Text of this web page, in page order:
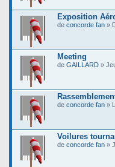
Exposition
de concorde fan »
Meeting
de GAILLARD »
de concorde fan »
Voilures
de concorde fan »